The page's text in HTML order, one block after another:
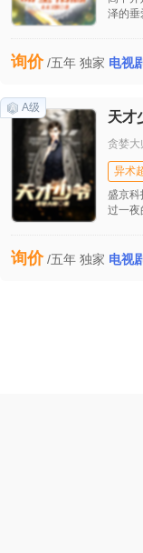
泽的垂
裂…在
询价 /五年 独家 电视
A级
天才
贪婪大
异术
盛京科
过一夜
和苏
询价 /五年 独家 电视